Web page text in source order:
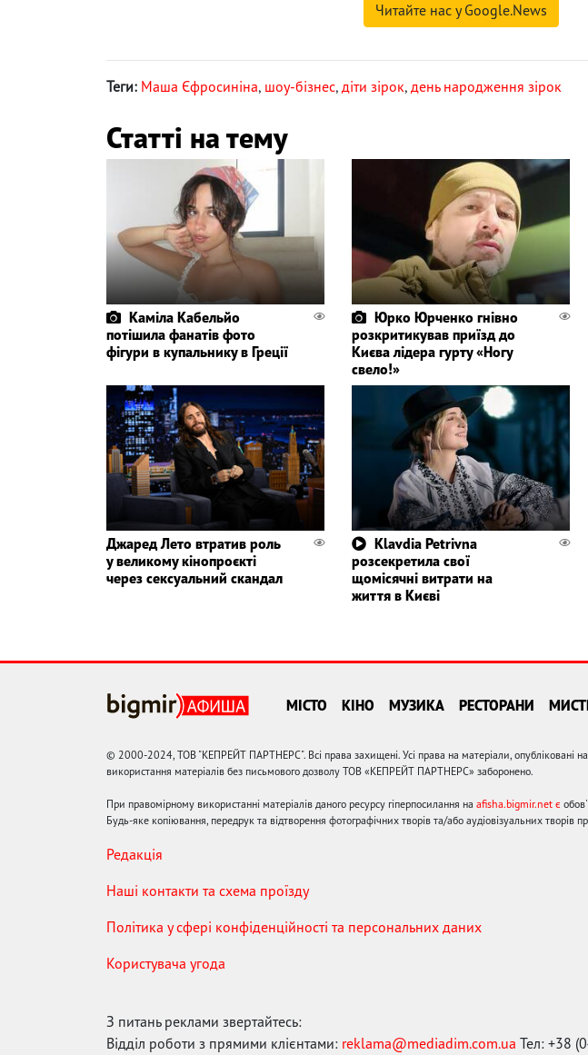
Читайте нас у Google.News
Теги: Маша Єфросиніна, шоу-бізнес, діти зірок, день народження зірок
Статті на тему
Каміла Кабельйо
потішила фанатів фото
фігури в купальнику в Греції
Юрко Юрченко гнівно
розкритикував приїзд до
Києва лідера гурту «Ногу
свело!»
Джаред Лето втратив роль
у великому кінопроєкті
через сексуальний скандал
Klavdia Petrivna
розсекретила свої
щомісячні витрати на
життя в Києві
МІСТО КІНО МУЗИКА РЕСТОРАНИ
© 2000-2024, ТОВ "КЕПРЕЙТ ПАРТНЕРС". Всі права захищені. Усі права на матеріали,
використання матеріалів без письмового дозволу ТОВ «КЕПРЕЙТ ПАРТНЕРС» заборонено.
При правомірному використанні матеріалів даного ресурсу гіперпосилання на afisha.bigmir.net є
Будь-яке копіювання, передрук та відтворення фотографічних творів та/або аудіовізуальних творів
Редакція
Наші контакти та схема проїзду
Політика у сфері конфіденційності та персональних даних
Користувача угода
З питань реклами звертайтесь:
Відділ роботи з прямими клієнтами: reklama@mediadim.com.ua Тел: +38